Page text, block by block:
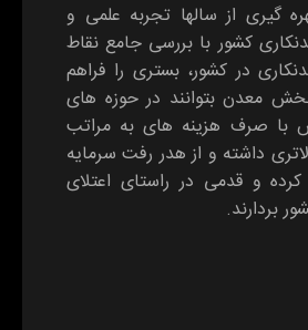
گیری از سالها تجربه علمی و
کشور با بررسی جامع نقاط
در کشور، بستری را فراهم
بخش معدن بتوانند در حوزه های
صرف هزینه های به مراتب
داشته و از هدر رفت سرمایه
و قدمی در راستای اعتلای
بردارند.